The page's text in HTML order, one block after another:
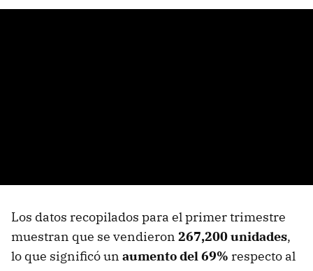
Los datos recopilados para el primer trimestre
muestran que se vendieron 267,200 unidades,
lo que significó un aumento del 69% respecto al